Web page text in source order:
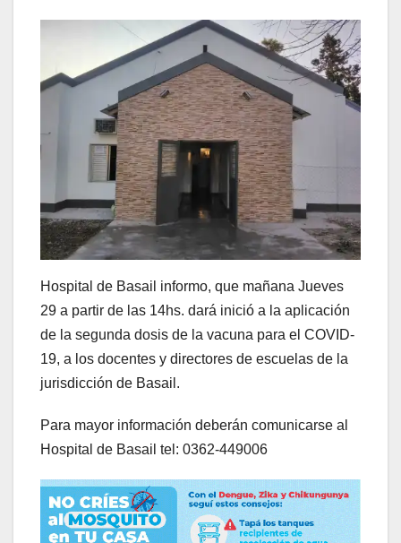
Hospital de Basail informo, que mañana Jueves
29 a partir de las 14hs. dará inició a la aplicación
de la segunda dosis de la vacuna para el COVID-
19, a los docentes y directores de escuelas de la
jurisdicción de Basail.
Para mayor información deberán comunicarse al
Hospital de Basail tel: 0362-449006